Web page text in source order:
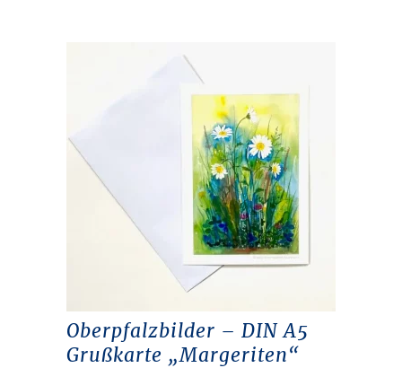
Oberpfalzbilder – DIN A5
Grußkarte „Margeriten“